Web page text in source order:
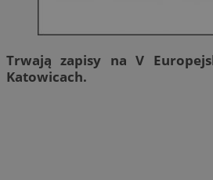
Trwają zapisy na V
Katowicach.